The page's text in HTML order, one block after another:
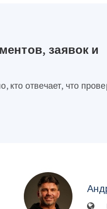
заявок и
кто отвечает, что